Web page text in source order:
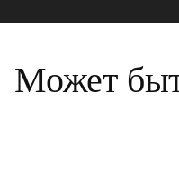
Может